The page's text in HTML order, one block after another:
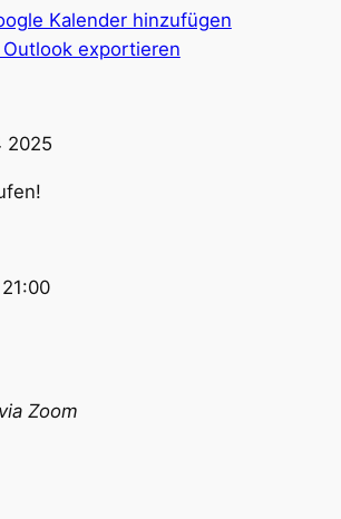
Kalender hinzufügen
exportieren
2025
Zoom